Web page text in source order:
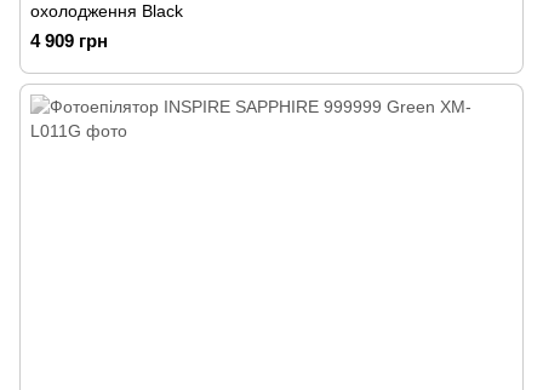
охолодження Black
4 909 грн